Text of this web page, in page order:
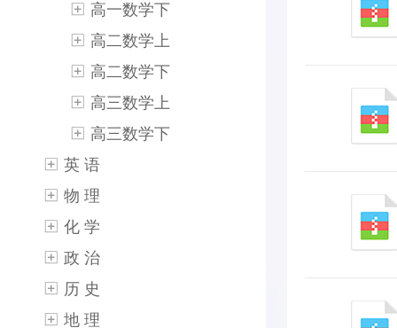
高一数学下
高二数学上
高二数学下
高三数学上
高三数学下
英 语
物 理
化 学
政 治
历 史
地 理